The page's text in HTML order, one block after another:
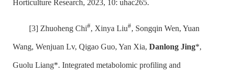
Horticulture Research, 2023, 10: uhac265.
[3] Zhuoheng Chi#, Xinya Liu#, Songqin Wen, Yuan
Wang, Wenjuan Lv, Qigao Guo, Yan Xia, Danlong Jing*,
Guolu Liang*. Integrated metabolomic profiling and